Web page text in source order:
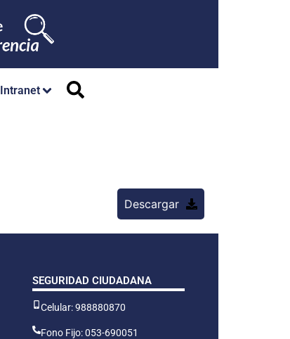
Intranet
Descargar
SEGURIDAD CIUDADANA
Celular: 988880870
Fono Fijo: 053-690051